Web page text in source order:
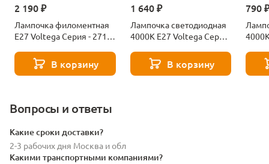
2 190 ₽
Лампочка филоментная
Е27 Voltega Серия - 271
В корзину
1 640 ₽
Лампочка светодиодная
4000К Е27 Voltega Серия
В корзину
790
Вопросы и ответы
Какие сроки доставки?
2-3 рабочих дня Москва и обл
Какими транспортными компаниями?